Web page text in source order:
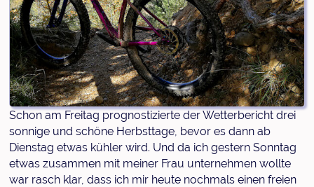
Schon am Freitag prognostizierte der Wetterbericht drei
sonnige und schöne Herbsttage, bevor es dann ab
Dienstag etwas kühler wird. Und da ich gestern Sonntag
etwas zusammen mit meiner Frau unternehmen wollte
war rasch klar, dass ich mir heute nochmals einen freien